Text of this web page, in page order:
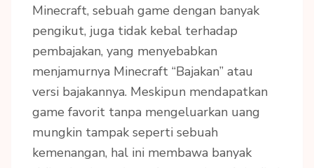
Minecraft, sebuah game dengan banyak
pengikut, juga tidak kebal terhadap
pembajakan, yang menyebabkan
menjamurnya Minecraft “Bajakan” atau
versi bajakannya. Meskipun mendapatkan
game favorit tanpa mengeluarkan uang
mungkin tampak seperti sebuah
kemenangan, hal ini membawa banyak